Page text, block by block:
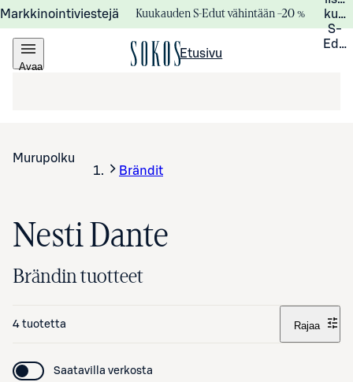
Markkinointiviestejä Kuukauden S-Edut vähintään –20 %
S-
Avaa
Etusivu
Murupolku
Brändit
Nesti Dante
Brändin tuotteet
4 tuotetta Rajaa
Saatavilla verkosta